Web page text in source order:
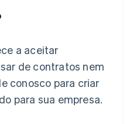
a aceitar
de contratos nem
conosco para criar
para sua empresa.